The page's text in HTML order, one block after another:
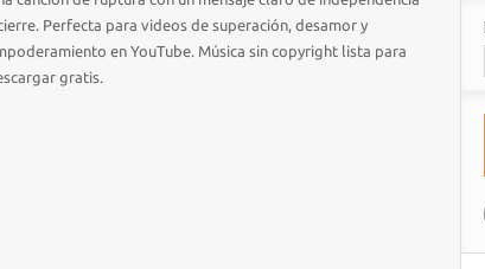
Perfecta para videos de superación, desamor y
en YouTube. Música sin copyright lista para
gratis.